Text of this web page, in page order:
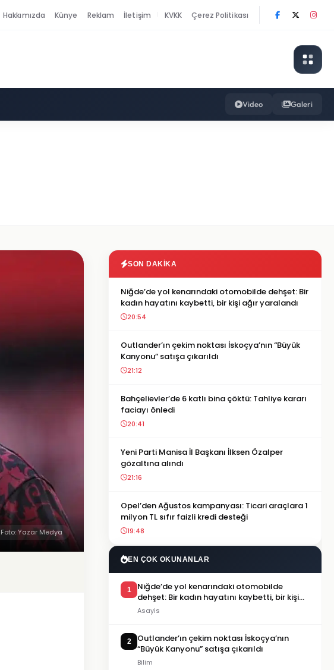
Hakkımızda Künye Reklam İletişim KVKK Çerez Politikası
Video Galeri
Foto: Yazar Medya
SON DAKIKA
Niğde’de yol kenarındaki otomobilde dehşet: Bir
kadın hayatını kaybetti, bir kişi ağır yaralandı
20:54
Outlander’ın çekim noktası İskoçya’nın “Büyük
Kanyonu” satışa çıkarıldı
21:12
Bahçelievler’de 6 katlı bina çöktü: Tahliye kararı
faciayı önledi
20:41
Yeni Parti Manisa İl Başkanı İlksen Özalper
gözaltına alındı
21:16
Opel’den Ağustos kampanyası: Ticari araçlara 1
milyon TL sıfır faizli kredi desteği
19:48
EN ÇOK OKUNANLAR
1
Niğde’de yol kenarındaki otomobilde
dehşet: Bir kadın hayatını kaybetti, bir kişi
ağır yaralandı
Asayis
2
Outlander’ın çekim noktası İskoçya’nın
“Büyük Kanyonu” satışa çıkarıldı
Bilim